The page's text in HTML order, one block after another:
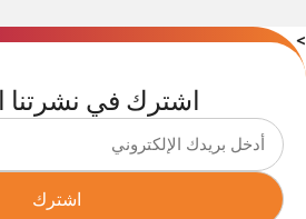
>
اشترك في نشرتنا
اشترك